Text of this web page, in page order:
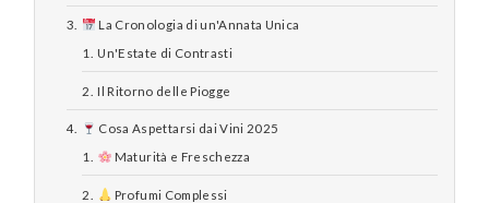
La Cronologia di un'Annata Unica
Un'Estate di Contrasti
Il Ritorno delle Piogge
Cosa Aspettarsi dai Vini 2025
Maturità e Freschezza
Profumi Complessi